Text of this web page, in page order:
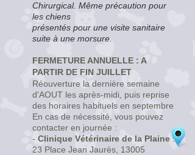
Chirurgical. Même précaution pour
les chiens
présentés pour une visite sanitaire
suite à une morsure.
FERMETURE ANNUELLE : A
PARTIR DE FIN JUILLET
Réouverture la dernière semaine
d'AOUT les après-midi, puis reprise
des horaires habituels en septembre
En cas de nécessité, vous pouvez
contacter en journée :
- Clinique Vétérinaire de la Plaine:
23 Place Jean Jaurès, 13005